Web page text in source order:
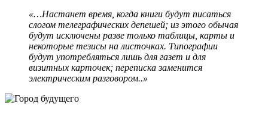
«…Настанет время, когда книги будут писаться
слогом телеграфических депешей; из этого обычая
будут исключены разве только таблицы, карты и
некоторые тезисы на листочках. Типографии
будут употребляться лишь для газет и для
визитных карточек; переписка заменится
электрическим разговором..»